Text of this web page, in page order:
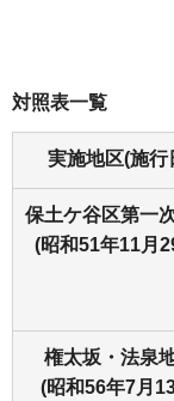
対照表一覧
実施地区(施行
保土ケ谷区第一
(昭和51年11月
権太坂・法泉
(昭和56年7月